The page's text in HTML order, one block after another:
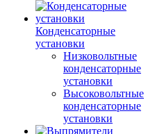
Конденсаторные
установки
Низковольтные
конденсаторные
установки
Высоковольтные
конденсаторные
установки